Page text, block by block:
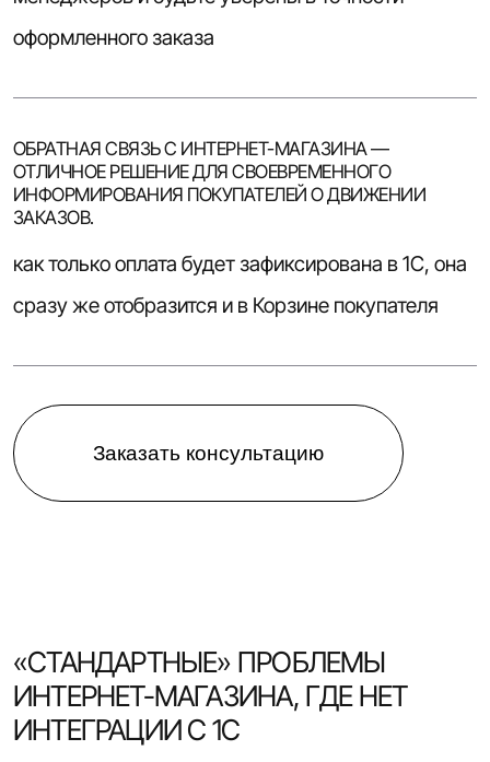
оформленного заказа
ОБРАТНАЯ СВЯЗЬ С ИНТЕРНЕТ-МАГАЗИНА —
ОТЛИЧНОЕ РЕШЕНИЕ ДЛЯ СВОЕВРЕМЕННОГО
ИНФОРМИРОВАНИЯ ПОКУПАТЕЛЕЙ О ДВИЖЕНИИ
ЗАКАЗОВ.
как только оплата будет зафиксирована в 1С, она
сразу же отобразится и в Корзине покупателя
Заказать консультацию
«СТАНДАРТНЫЕ» ПРОБЛЕМЫ
ИНТЕРНЕТ-МАГАЗИНА, ГДЕ НЕТ
ИНТЕГРАЦИИ С 1С